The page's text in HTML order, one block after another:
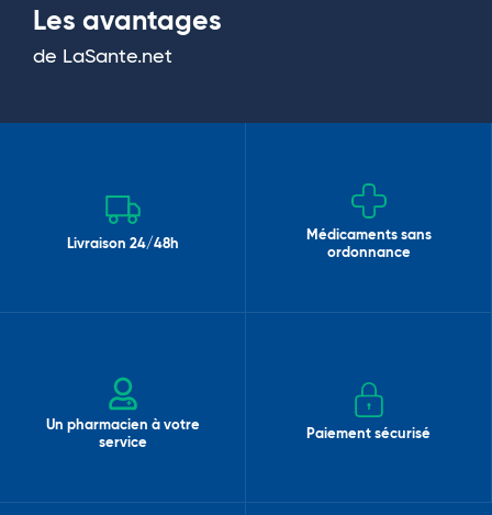
Les avantages
de LaSante.net
Livraison 24/48h
Médicaments sans
ordonnance
Un pharmacien à votre
service
Paiement sécurisé